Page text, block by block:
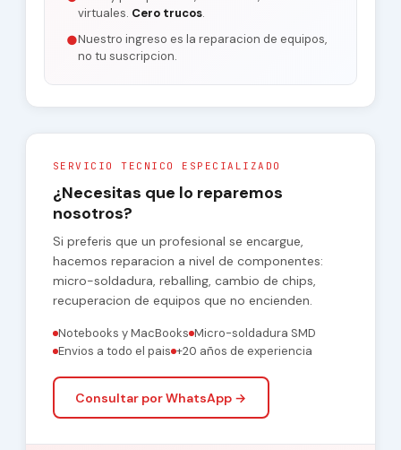
virtuales. Cero trucos.
●Nuestro ingreso es la reparacion de equipos,
no tu suscripcion.
SERVICIO TECNICO ESPECIALIZADO
¿Necesitas que lo reparemos
nosotros?
Si preferis que un profesional se encargue,
hacemos reparacion a nivel de componentes:
micro-soldadura, reballing, cambio de chips,
recuperacion de equipos que no encienden.
Notebooks y MacBooks Micro-soldadura SMD
Envios a todo el pais +20 años de experiencia
Consultar por WhatsApp →